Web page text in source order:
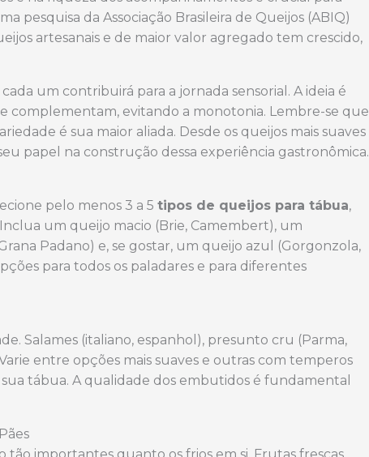
pesquisa da Associação Brasileira de Queijos (ABIQ)
artesanais e de maior valor agregado tem crescido,
um contribuirá para a jornada sensorial. A ideia é
complementam, evitando a monotonia. Lembre-se que
é sua maior aliada. Desde os queijos mais suaves
papel na construção dessa experiência gastronômica.
pelo menos 3 a 5 tipos de queijos para tábua,
um queijo macio (Brie, Camembert), um
Padano) e, se gostar, um queijo azul (Gorgonzola,
para todos os paladares e para diferentes
Salames (italiano, espanhol), presunto cru (Parma,
entre opções mais suaves e outras com temperos
tábua. A qualidade dos embutidos é fundamental